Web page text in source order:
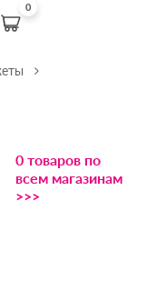
0
0 товаров по
всем магазинам
>>>